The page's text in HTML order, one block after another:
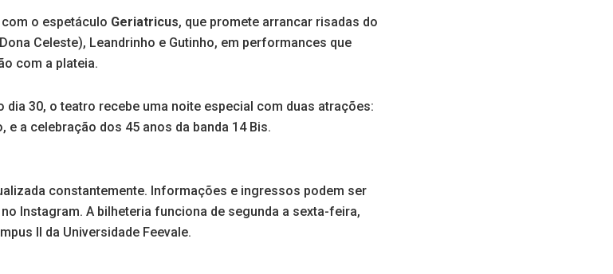
o espetáculo Geriatricus, que promete arrancar risadas do
Celeste), Leandrinho e Gutinho, em performances que
com a plateia.
dia 30, o teatro recebe uma noite especial com duas atrações:
e a celebração dos 45 anos da banda 14 Bis.
constantemente. Informações e ingressos podem ser
Instagram. A bilheteria funciona de segunda a sexta-feira,
II da Universidade Feevale.